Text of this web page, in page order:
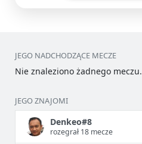
JEGO NADCHODZĄCE MECZE
Nie znaleziono żadnego meczu.
JEGO ZNAJOMI
Denkeo#8
rozegrał 18 mecze